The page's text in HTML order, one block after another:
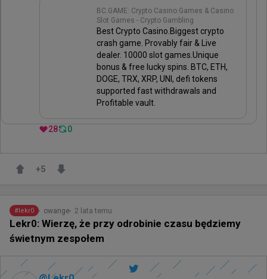
BC.GAME: Crypto Casino Games & Casino
Slot Games - Crypto Gambling
Best Crypto Casino.Biggest crypto
crash game. Provably fair & Live
dealer. 10000 slot games.Unique
bonus & free lucky spins. BTC, ETH,
DOGE, TRX, XRP, UNI, defi tokens
supported fast withdrawals and
Profitable vault.
28 0
+5
# lekr0 owange 2 lata temu
Lekr0: Wierzę, że przy odrobinie czasu będziemy
świetnym zespołem